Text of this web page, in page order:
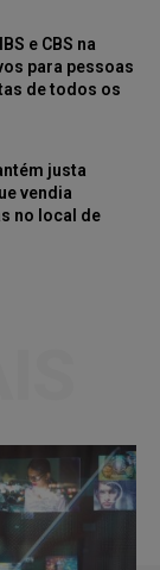
e CBS na
para pessoas
de todos os
justa
vendia
no local de